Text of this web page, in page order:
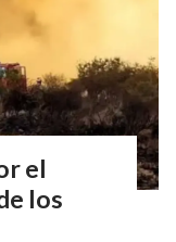
el
los